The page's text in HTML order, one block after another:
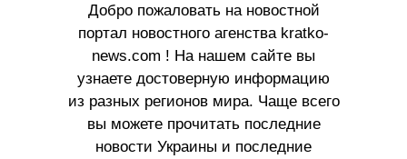
Добро пожаловать на новостной
портал новостного агенства kratko-
news.com ! На нашем сайте вы
узнаете достоверную информацию
из разных регионов мира. Чаще всего
вы можете прочитать последние
новости Украины и последние